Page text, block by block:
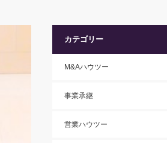
カテゴリー
M&Aハウツー
事業承継
営業ハウツー